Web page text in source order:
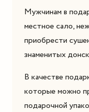
Мужчинам в
местное сало,
приобрести
знаменитых
В качестве
которые можно
подарочной